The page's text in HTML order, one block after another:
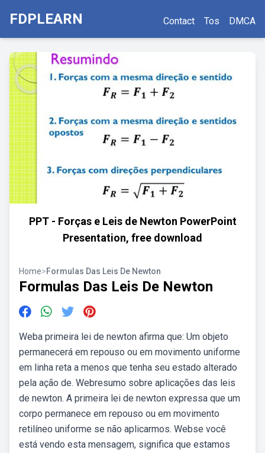
FDPLEARN Contact Tos DMCA
PPT - Forças e Leis de Newton PowerPoint
Presentation, free download
Home>Formulas Das Leis De Newton
Formulas Das Leis De Newton
Weba primeira lei de newton afirma que: Um objeto
permanecerá em repouso ou em movimento uniforme
em linha reta a menos que tenha seu estado alterado
pela ação de. Webresumo sobre aplicações das leis
de newton. A primeira lei de newton expressa que um
corpo permanece em repouso ou em movimento
retilíneo uniforme se não aplicarmos. Webse você
está vendo esta mensagem, significa que estamos